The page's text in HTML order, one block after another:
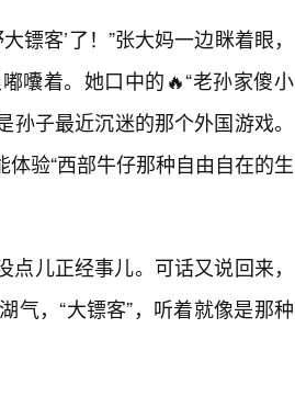
镖客’了！”张大妈一边眯着眼，
囔着。她口中的🔥“老孙家傻小
孙子最近沉迷的那个外国游戏。
验“西部牛仔那种自由自在的生
儿正经事儿。可话又说回来，
气，“大镖客”，听着就像是那种